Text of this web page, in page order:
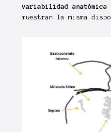
variabilidad anatómica
muestran la misma